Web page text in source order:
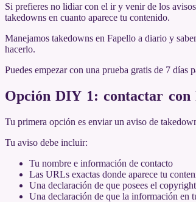
Si prefieres no lidiar con el ir y venir de los
takedowns en cuanto aparece tu contenido.
Manejamos takedowns en Fapello a diario y
hacerlo.
Puedes empezar con una prueba gratis de 7
Opción DIY 1: contactar con
Tu primera opción es enviar un aviso de
Tu aviso debe incluir:
Tu nombre e información de contacto
Las URLs exactas donde aparece tu
Una declaración de que posees el
Una declaración de que la información en